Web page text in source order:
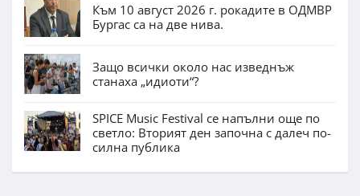
Към 10 август 2026 г. рокадите в ОДМВР
Бургас са на две нива.
Защо всички около нас изведнъж
станаха „идиоти“?
SPICE Music Festival се напълни още по
светло: Вторият ден започна с далеч по-
силна публика